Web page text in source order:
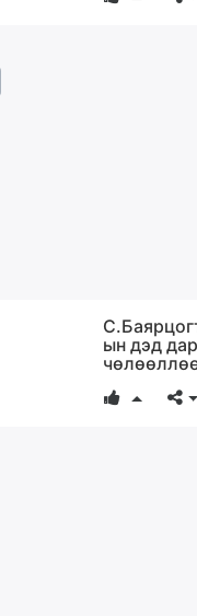
ын дэд